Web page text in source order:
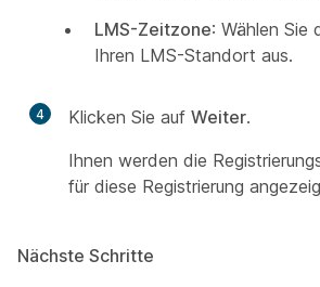
LMS-Zeitzone: Wählen Sie
Ihren LMS-Standort aus.
4 Klicken Sie auf Weiter.
Ihnen werden die
für diese Registrierung
Nächste Schritte